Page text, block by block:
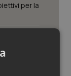
per la
campagna